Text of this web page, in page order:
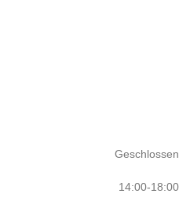
Geschlossen
14:00-18:00